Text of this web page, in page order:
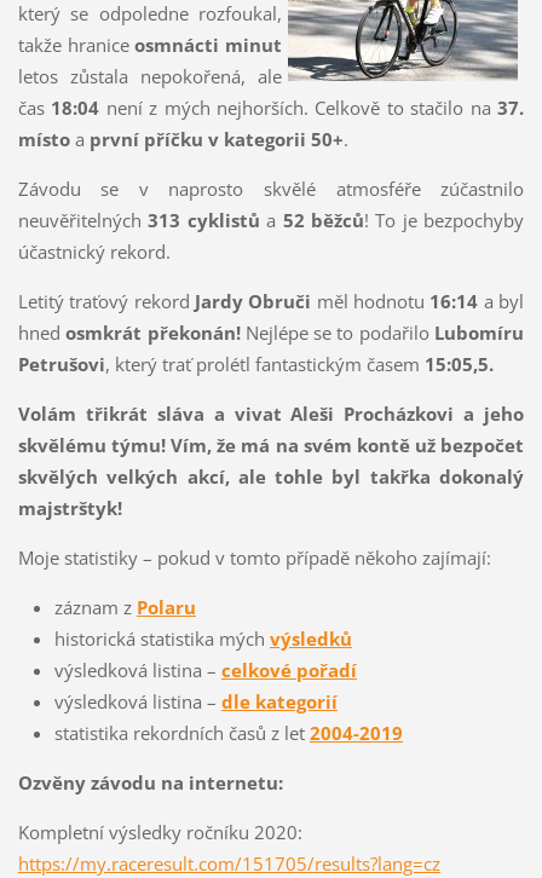
který se odpoledne rozfoukal,
takže hraniceosmnácti minut
letos zůstala nepokořená, ale
čas 18:04 není z mých nejhorších. Celkově to stačilo na37.
místoa první příčku v kategorii 50+.
Závodu se v naprosto skvělé atmosféře zúčastnilo
neuvěřitelných313 cyklistůa 52 běžců! To je bezpochyby
účastnický rekord.
Letitý traťový rekord Jardy Obruči měl hodnotu 16:14 a byl
hnedosmkrát překonán!Nejlépe se to podařilo Lubomíru
Petrušovi, který trať prolétl fantastickým časem 15:05,5.
Volám třikrát sláva a vivat Aleši Procházkovi a jeho
skvělému týmu! Vím, že má na svém kontě už bezpočet
skvělých velkých akcí, ale tohle byl takřka dokonalý
majstrštyk!
Moje statistiky – pokud v tomto případě někoho zajímají:
záznam z Polaru
historická statistika mých výsledků
výsledková listina – celkové pořadí
výsledková listina – dle kategorií
statistika rekordních časů z let 2004-2019
Ozvěny závodu na internetu:
Kompletní výsledky ročníku 2020:
https://my.raceresult.com/151705/results?lang=cz